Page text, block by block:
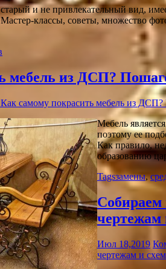
и не привлекательный вид,
классы, советы, множество
мебель из ДСП?
самому покрасить мебель из
Мебель
поэтому ее
Как правило,
образованию
Tagsзамены,
Собираем
чертежам
Июл 18,2019
чертежам и